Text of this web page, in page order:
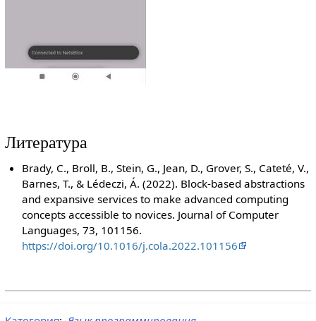
Литература
Brady, C., Broll, B., Stein, G., Jean, D., Grover, S., Cateté, V.,
Barnes, T., & Lédeczi, Á. (2022). Block-based abstractions
and expansive services to make advanced computing
concepts accessible to novices. Journal of Computer
Languages, 73, 101156.
https://doi.org/10.1016/j.cola.2022.101156